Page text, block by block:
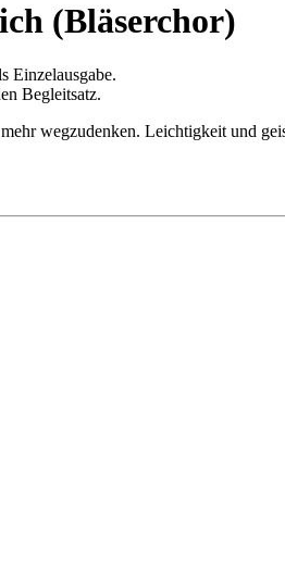
(Bläserchor)
Einzelausgabe.
Begleitsatz.
wegzudenken. Leichtigkeit und